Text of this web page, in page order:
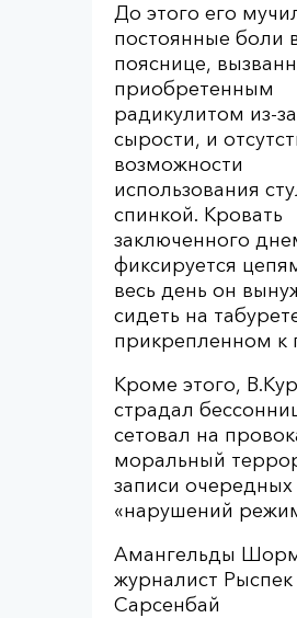
До этого его
постоянные боли
пояснице,
приобретенным
радикулитом из-за
сырости, и
возможности
использования
спинкой. Кровать
заключенного
фиксируется
весь день он
сидеть на
прикрепленном к
Кроме этого,
страдал
сетовал на
моральный
записи очередных
«нарушений
Амангельды
журналист Рыспек
Сарсенбай